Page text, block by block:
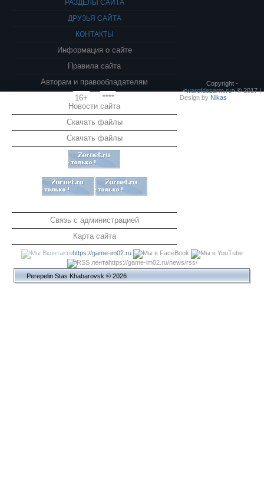
РАЗДЕЛЫ САЙТА
ДРУЗЬЯ САЙТА
КОНТАКТЫ
Информация о сайте
Правила сайта
Авторам и правообладателям
16+
****
Новости сайта
Скачать файлы
Скачать файлы
Связь с администрацией
Карта сайта
Copyright -
«warofdezarm.ru» © 2017 |
Design by Nikas
https://game-im02.ru
https://game-im02.ru/news/rss/
Perepelin Stas Khabarovsk © 2026